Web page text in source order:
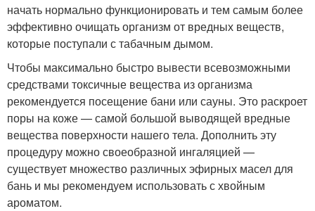
начать нормально функционировать и тем самым более
эффективно очищать организм от вредных веществ,
которые поступали с табачным дымом.
Чтобы максимально быстро вывести всевозможными
средствами токсичные вещества из организма
рекомендуется посещение бани или сауны. Это раскроет
поры на коже — самой большой выводящей вредные
вещества поверхности нашего тела. Дополнить эту
процедуру можно своеобразной ингаляцией —
существует множество различных эфирных масел для
бань и мы рекомендуем использовать с хвойным
ароматом.